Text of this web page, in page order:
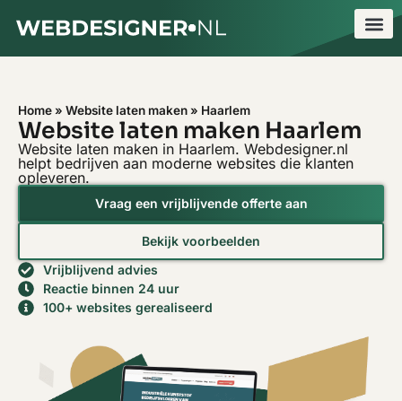
Home» Website laten maken» Haarlem
Website laten maken Haarlem
Website laten maken in Haarlem. Webdesigner.nl
helpt bedrijven aan moderne websites die klanten
opleveren.
Vraag een vrijblijvende offerte aan
Bekijk voorbeelden
Vrijblijvend advies
Reactie binnen 24 uur
100+ websites gerealiseerd